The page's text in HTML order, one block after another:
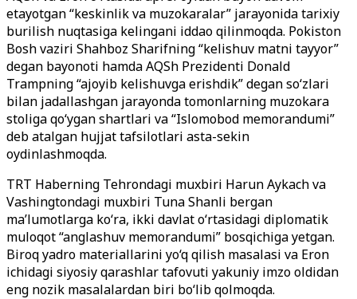
etayotgan “keskinlik va muzokaralar” jarayonida tarixiy
burilish nuqtasiga kelingani iddao qilinmoqda. Pokiston
Bosh vaziri Shahboz Sharifning “kelishuv matni tayyor”
degan bayonoti hamda AQSh Prezidenti Donald
Trampning “ajoyib kelishuvga erishdik” degan so‘zlari
bilan jadallashgan jarayonda tomonlarning muzokara
stoliga qo‘ygan shartlari va “Islomobod memorandumi”
deb atalgan hujjat tafsilotlari asta-sekin
oydinlashmoqda.
TRT Haberning Tehrondagi muxbiri Harun Aykach va
Vashingtondagi muxbiri Tuna Shanli bergan
ma’lumotlarga ko‘ra, ikki davlat o‘rtasidagi diplomatik
muloqot “anglashuv memorandumi” bosqichiga yetgan.
Biroq yadro materiallarini yo‘q qilish masalasi va Eron
ichidagi siyosiy qarashlar tafovuti yakuniy imzo oldidan
eng nozik masalalardan biri bo‘lib qolmoqda.